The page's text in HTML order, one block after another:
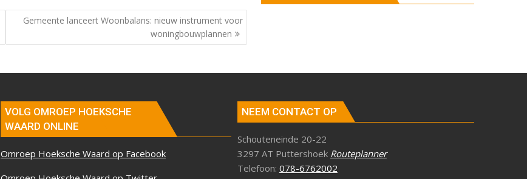
Gemeente lanceert Woonbalans: nieuw instrument voor
woningbouwplannen
VOLG OMROEP HOEKSCHE
WAARD ONLINE
Omroep Hoeksche Waard op Facebook
NEEM CONTACT OP
Schouteneinde 20-22
3297 AT Puttershoek Routeplanner
Telefoon: 078-6762002